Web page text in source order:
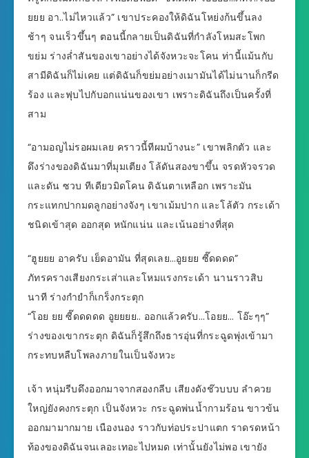
ยยย อา..ไม่ไหวแล้ว” เขาประคองให้ดิฉันโหย่งก้นขึ้นลง
ช้าๆ จนเร็วขึ้นๆ ตอนนี้กลายเป็นดิฉันที่กำลังโหมสะโพก
ขย่ม ร่างล่ำสันของเขาอย่างได้จังหวะจะโคน ท่านี้แม้นกับ
สามีดิฉันก็ไม่เคย แต่ดิฉันก็ขย่มอย่างเมามันได้ไม่นานก็กรีด
ร้อง และฟุบไปกับอกแน่นของเขา เพราะดิฉันถึงเป็นครั้งที่
สาม
“อามอญไม่รอผมเลย คราวนี้ทีผมบ้างนะ” เขาพลิกตัว และ
ดึงร่างของดิฉันมาที่มุมเตียง โล้ดันสองขาขึ้น จรดหัวจรวด
และดัน ซวบ ทีเดียวมิดโคน ดิฉันตาเหลือก เพราะมัน
กระแทกปากมดลูกอย่างจังๆ เขาเม้มปาก และโล้ตัว กระเด้า
ชนิดเข้าสุด ออกสุด หนักแน่น และเน้นอย่างที่สุด
“ฮูยยย อาครับ เย็ดอามัน ที่สุดเลย…อูยยย ซี๊ดดดด”
ภัทรครางเสียงกระเส่าและโหมแรงกระเด้า นานราวสิบ
นาที ร่างกำยำก็เกร็งกระตุก
“โอย ยย ซี๊ดดดดด อูยยยย.. ออกแล้วครับ…โอยย… โอ๊ะๆๆ”
ร่างของเขากระตุก ดิฉันก็รู้สึกถึงธารอุ่นที่กระฉูดพุ่งเข้ามา
กระทบหลืบโพลงภายในเป็นจังหวะ
เจ้า หนุ่มรีบดึงออกมาจากสองกลีบ เสียงดังช๊วบบบ ลำควย
ใหญ่ยังคงกระตุก เป็นจังหวะ กระฉูดพ่นน้ำกามร้อน ขาวข้น
ออกมามากมาย เนืองนอง ราวกับท่อประปาแตก ราดรดหน้า
ท้องของดิฉันจนเลอะเทอะไปหมด เท่านั้นยังไม่พอ เขายัง